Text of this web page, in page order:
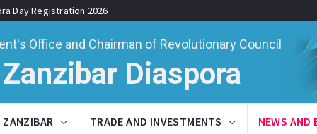
Day Registration 2026
Office and Chairman of Revolutionary Council
Zanzibar Diaspora
ZANZIBAR TRADE AND INVESTMENTS NEWS AND